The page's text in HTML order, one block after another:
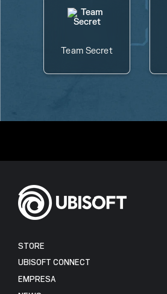
Team Secret
STORE
UBISOFT CONNECT
EMPRESA